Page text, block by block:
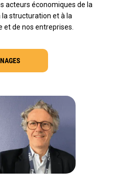
acteurs économiques de la
structuration et à la
et de nos entreprises.